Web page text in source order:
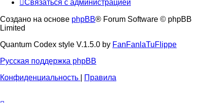
Связаться с администрацией
Создано на основе phpBB® Forum Software © phpBB
Limited
Quantum Codex style V.1.5.0 by FanFanlaTuFlippe
Русская поддержка phpBB
Конфиденциальность
Правила